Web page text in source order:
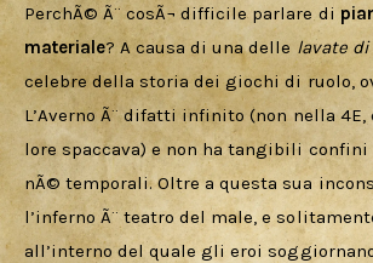
PerchÃ© Ã¨ cosÃ¬ difficile parlare di
materiale? A causa di una delle lavate di
celebre della storia dei giochi di ruolo,
L’Averno Ã¨ difatti infinito (non nella 4E,
lore spaccava) e non ha tangibili
nÃ© temporali. Oltre a questa sua
l’inferno Ã¨ teatro del male, e
all’interno del quale gli eroi